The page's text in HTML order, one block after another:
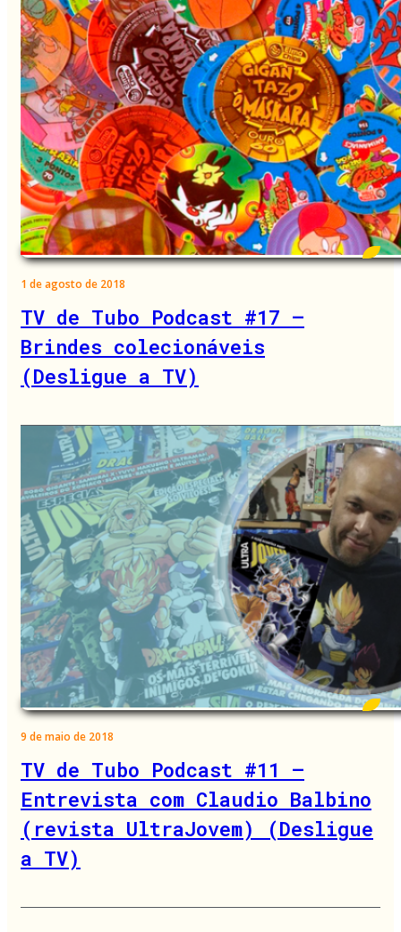
1 de agosto de 2018
TV de Tubo Podcast #17 –
Brindes colecionáveis
(Desligue a TV)
9 de maio de 2018
TV de Tubo Podcast #11 –
Entrevista com Claudio Balbino
(revista UltraJovem) (Desligue
a TV)